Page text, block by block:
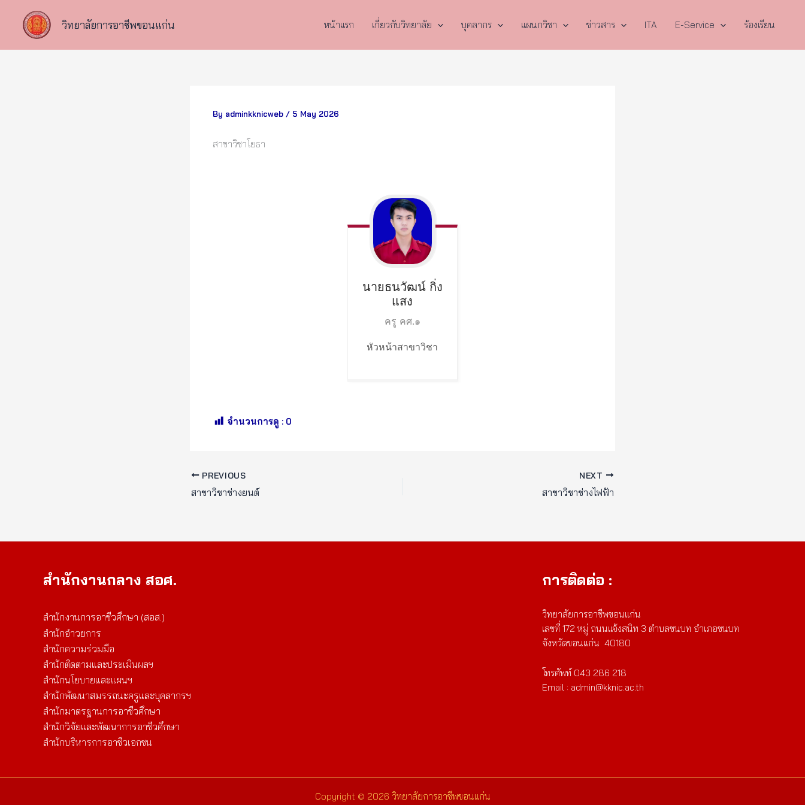
content
วิทยาลัยการอาชีพขอนแก่น หน้าแรก เกี่ยวกับวิทยาลัย บุคลากร แผนกวิชา ข่าวสาร ITA E-Service ร้องเรียน
By adminkknicweb / 5 May 2026
สาขาวิชาโยธา
นายธนวัฒน์ กิ่ง
แสง
ครู คศ.๑
หัวหน้าสาขาวิชา
จำนวนการดู : 0
PREVIOUS
สาขาวิชาช่างยนต์
NEXT
สาขาวิชาช่างไฟฟ้า
สำนักงานกลาง สอศ.
สำนักงานการอาชีวศึกษา (สอส.)
สำนักอำวยการ
สำนักความร่วมมือ
สำนักติดตามและประเมินผลฯ
สำนักนโยบายและแผนฯ
สำนักพัฒนาสมรรถนะครูและบุคลากรฯ
สำนักมาตรฐานการอาชีวศึกษา
สำนักวิจัยและพัฒนาการอาชีวศึกษา
สำนักบริหารการอาชีวเอกชน
การติดต่อ :
วิทยาลัยการอาชีพขอนแก่น
เลขที่ 172 หมู่ ถนนแจ้งสนิท 3 ตำบลชนบท อำเภอชนบท
จังหวัดขอนแก่น 40180
โทรศัพท์ 043 286 218
Email : admin@kknic.ac.th
Copyright © 2026 วิทยาลัยการอาชีพขอนแก่น